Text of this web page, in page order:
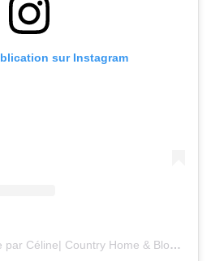
sur Instagram
Une publication partagée par Céline| Country Home & Blooms (@countryhomeandblooms)